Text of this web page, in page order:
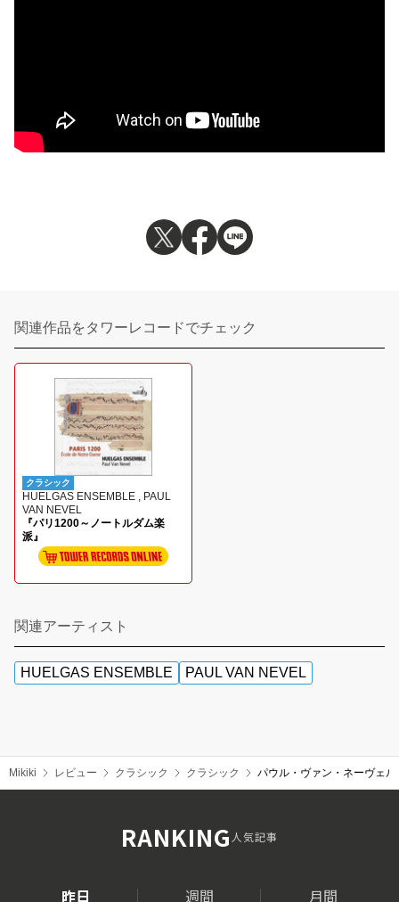
関連作品をタワーレコードでチェック
クラシック
HUELGAS ENSEMBLE , PAUL
VAN NEVEL
『パリ1200～ノートルダム楽
派』
関連アーティスト
HUELGAS ENSEMBLE PAUL VAN NEVEL
Mikiki レビュー クラシック クラシック パウル・ヴァン・ネーヴェ
RANKING人気記事
昨日 週間 月間